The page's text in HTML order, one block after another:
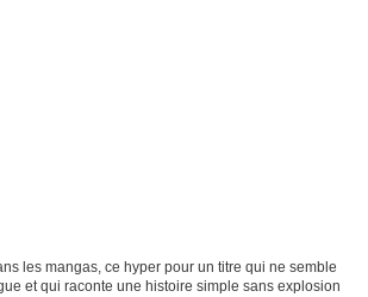
les mangas, ce hyper pour un titre qui ne semble
et qui raconte une histoire simple sans explosion